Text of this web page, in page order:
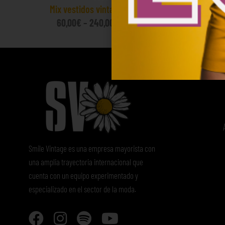
Mix vestidos vintage 12€/Kg
60,00€ – 240,00 (sin IVA)
Mix
Smile Vintage es una empresa mayorista con
una amplia trayectoria internacional que
cuenta con un equipo experimentado y
especializado en el sector de la moda.